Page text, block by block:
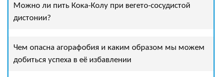
Можно ли пить Кока-Колу при вегето-сосудистой
дистонии?
Чем опасна агорафобия и каким образом мы можем
добиться успеха в её избавлении